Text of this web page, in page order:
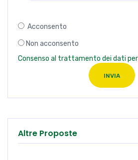
Acconsento
Non acconsento
Consenso al trattamento dei dati
INVIA
Altre Proposte